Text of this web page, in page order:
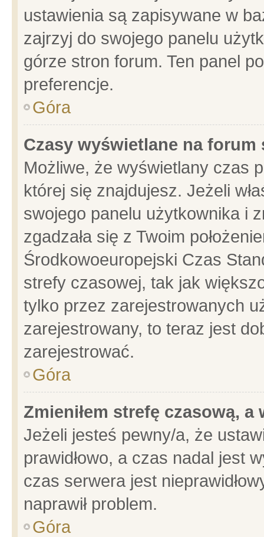
ustawienia są zapisywane w
zajrzyj do swojego panelu
górze stron forum. Ten panel
preferencje.
Góra
Czasy wyświetlane na forum
Możliwe, że wyświetlany czas
której się znajdujesz. Jeżeli
swojego panelu użytkownika i
zgadzała się z Twoim
Środkowoeuropejski Czas
strefy czasowej, tak jak
tylko przez zarejestrowanych
zarejestrowany, to teraz jest
zarejestrować.
Góra
Zmieniłem strefę czasową,
Jeżeli jesteś pewny/a, że
prawidłowo, a czas nadal jest
czas serwera jest
naprawił problem.
Góra